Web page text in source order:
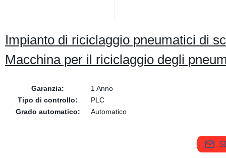
Impianto di riciclaggio pneumatici di
Macchina per il riciclaggio degli
Garanzia:
1 Anno
Tipo di controllo:
PLC
Grado automatico:
Automatico